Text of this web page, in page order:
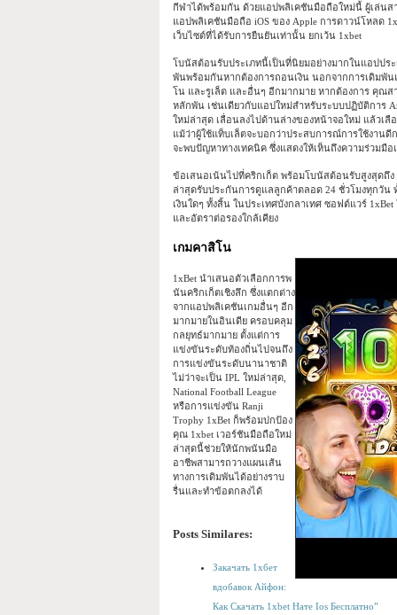
กีฬาได้พร้อมกัน ด้วยแอปพลิเคชันมือถือใหม่นี้ ผู้เล่นส
แอปพลิเคชันมือถือ iOS ของ Apple การดาวน์โหลด
เว็บไซต์ที่ได้รับการยืนยันเท่านั้น ยกเว้น 1xbet
โบนัสต้อนรับประเภทนี้เป็นที่นิยมอย่างมากในแอปปร
พันพร้อมกันหากต้องการถอนเงิน นอกจากการเดิมพั
โน และรูเล็ต และอื่นๆ อีกมากมาย หากต้องการ คุณ
หลักพัน เช่นเดียวกับแอปใหม่สำหรับระบบปฏิบัติการ
ใหม่ล่าสุด เลื่อนลงไปด้านล่างของหน้าจอใหม่ แล้วเ
แม้ว่าผู้ใช้แท็บเล็ตจะบอกว่าประสบการณ์การใช้งา
จะพบปัญหาทางเทคนิค ซึ่งแสดงให้เห็นถึงความร่วมมื
ข้อเสนอเน้นไปที่คริกเก็ต พร้อมโบนัสต้อนรับสูงสุดถึ
ล่าสุดรับประกันการดูแลลูกค้าตลอด 24 ชั่วโมงทุกวัน
เงินใดๆ ทั้งสิ้น ในประเทศบังกลาเทศ ซอฟต์แวร์
และอัตราต่อรองใกล้เคียง
เกมคาสิโน
1xBet นำเสนอตัวเลือกการพ
นันคริกเก็ตเชิงลึก ซึ่งแตกต่าง
จากแอปพลิเคชันเกมอื่นๆ อีก
มากมายในอินเดีย ครอบคลุม
กลยุทธ์มากมาย ตั้งแต่การ
แข่งขันระดับท้องถิ่นไปจนถึง
การแข่งขันระดับนานาชาติ
ไม่ว่าจะเป็น IPL ใหม่ล่าสุด,
National Football League
หรือการแข่งขัน Ranji
Trophy 1xBet ก็พร้อมปกป้อง
คุณ 1xbet เวอร์ชันมือถือใหม่
ล่าสุดนี้ช่วยให้นักพนันมือ
อาชีพสามารถวางแผนเส้น
ทางการเดิมพันได้อย่างราบ
รื่นและทำข้อตกลงได้
Posts Similares:
Закачать 1хбет
вдобавок Айфон:
Как Скачать 1xbet Нате Ios Бесплатно”